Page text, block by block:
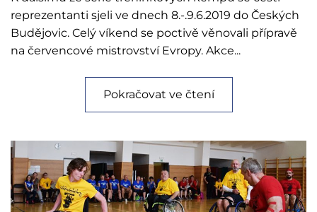
reprezentanti sjeli ve dnech 8.-.9.6.2019 do Českých
Budějovic. Celý víkend se poctivě věnovali přípravě
na červencové mistrovství Evropy. Akce...
Pokračovat ve čtení